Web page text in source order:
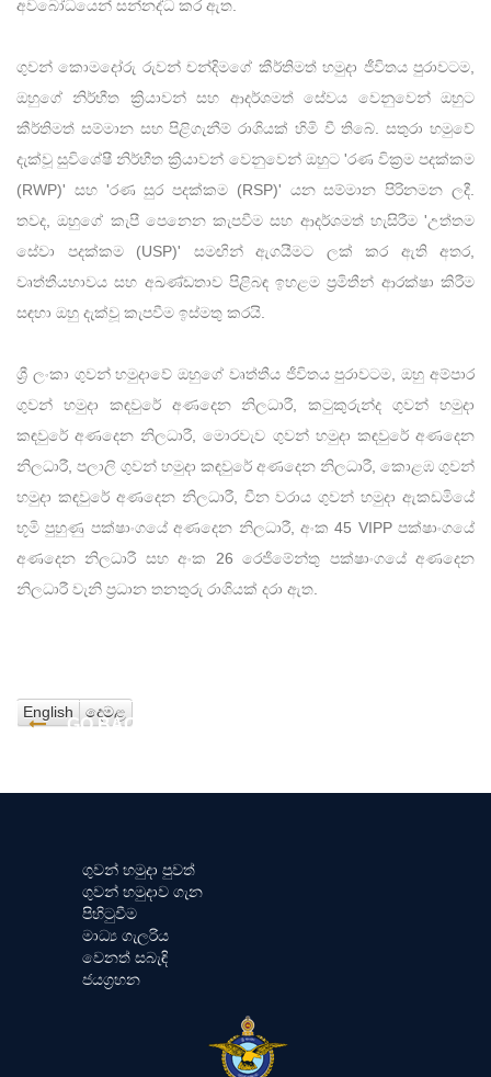
අවබෝධයෙන් සන්නද්ධ කර ඇත.
ගුවන් කොමදෝරු රුවන් චන්දිමගේ කීර්තිමත් හමුදා ජීවිතය පුරාවටම,
ඔහුගේ නිර්භීත ක්‍රියාවන් සහ ආදර්ශමත් සේවය වෙනුවෙන් ඔහුට
කීර්තිමත් සම්මාන සහ පිළිගැනීම් රාශියක් හිමි වී තිබේ. සතුරා හමුවේ
දැක්වූ සුවිශේෂී නිර්භීත ක්‍රියාවන් වෙනුවෙන් ඔහුට 'රණ වික්‍රම පදක්කම
(RWP)' සහ 'රණ සුර පදක්කම (RSP)' යන සම්මාන පිරිනමන ලදී.
තවද, ඔහුගේ කැපී පෙනෙන කැපවීම සහ ආදර්ශමත් හැසිරීම 'උත්තම
සේවා පදක්කම (USP)' සමඟින් ඇගයීමට ලක් කර ඇති අතර,
වෘත්තීයභාවය සහ අඛණ්ඩතාව පිළිබඳ ඉහළම ප්‍රමිතීන් ආරක්ෂා කිරීම
සඳහා ඔහු දැක්වූ කැපවීම ඉස්මතු කරයි.
ශ්‍රී ලංකා ගුවන් හමුදාවේ ඔහුගේ වෘත්තීය ජීවිතය පුරාවටම, ඔහු අම්පාර
ගුවන් හමුදා කඳවුරේ අණදෙන නිලධාරී, කටුකුරුන්ද ගුවන් හමුදා
කඳවුරේ අණදෙන නිලධාරී, මොරවැව ගුවන් හමුදා කඳවුරේ අණදෙන
නිලධාරී, පලාලි ගුවන් හමුදා කඳවුරේ අණදෙන නිලධාරී, කොළඹ ගුවන්
හමුදා කඳවුරේ අණදෙන නිලධාරී, චීන වරාය ගුවන් හමුදා ඇකඩමියේ
භූමි පුහුණු පක්ෂාංගයේ අණදෙන නිලධාරී, අංක 45 VIPP පක්ෂාංගයේ
අණදෙන නිලධාරී සහ අංක 26 රෙජිමේන්තු පක්ෂාංගයේ අණදෙන
නිලධාරී වැනි ප්‍රධාන තනතුරු රාශියක් දරා ඇත.
English දෙමළ
GO BACK
ගුවන් හමුදා පුවත්
ගුවන් හමුදාව ගැන
පිහිටුවීම
මාධ්‍ය ගැලරිය
වෙනත් සබැඳි
ජයග්‍රහන